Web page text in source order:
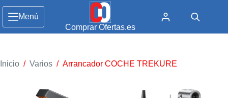
Menú
Comprar Ofertas.es
Inicio / Varios / Arrancador COCHE TREKURE